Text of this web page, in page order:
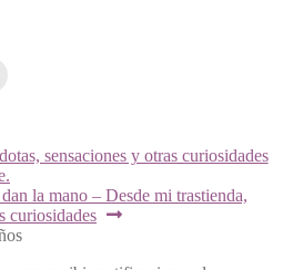
por
correo
electrónico
a
un
amigo
(Se
sensaciones y otras curiosidades
la mano – Desde mi trastienda,
curiosidades